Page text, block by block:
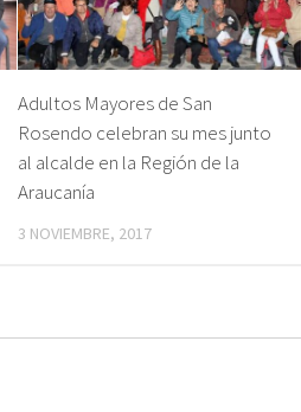
Adultos Mayores de San
Rosendo celebran su mes junto
al alcalde en la Región de la
Araucanía
3 NOVIEMBRE, 2017